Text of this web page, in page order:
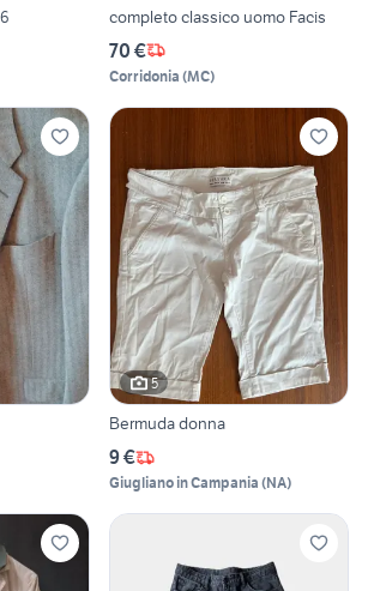
completo classico uomo Facis
70 €
Corridonia (MC)
5
Bermuda donna
9 €
Giugliano in Campania (NA)